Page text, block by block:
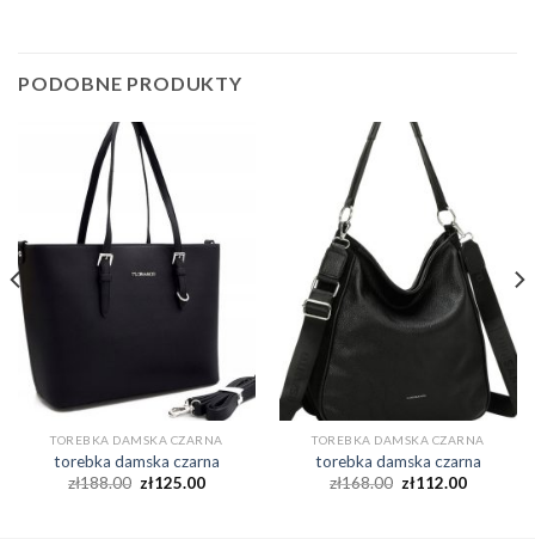
PODOBNE PRODUKTY
TOREBKA DAMSKA CZARNA
torebka damska czarna
zł188.00 zł125.00
TOREBKA DAMSKA CZARNA
torebka damska czarna
zł168.00 zł112.00